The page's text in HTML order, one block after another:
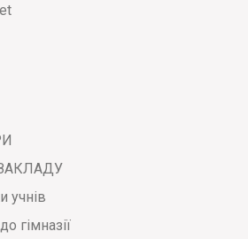
учнів
гімназії